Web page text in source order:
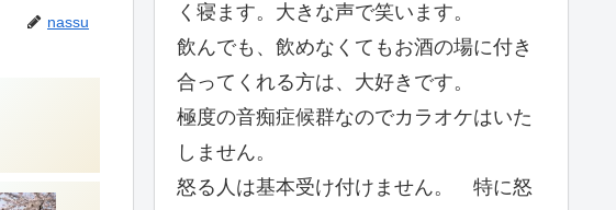
nassu
く寝ます。大きな声で笑います。
飲んでも、飲めなくてもお酒の場に付き
合ってくれる方は、大好きです。
極度の音痴症候群なのでカラオケはいた
しません。
怒る人は基本受け付けません。 特に怒